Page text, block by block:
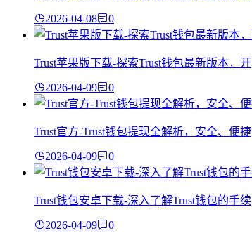
2026-04-08 0
Trust苹果版下载-探索Trust钱包最新版本，开
2026-04-09 0
Trust官方-Trust钱包提现全解析，安全、便捷
2026-04-09 0
Trust钱包安卓下载-深入了解Trust钱包的手续
2026-04-09 0